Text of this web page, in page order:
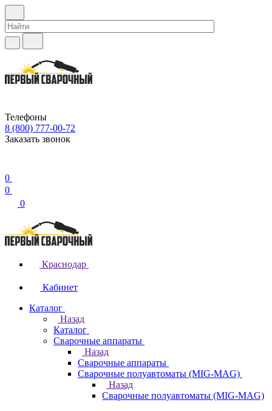
Телефоны
8 (800) 777-00-72
Заказать звонок
0
0
0
Краснодар
Кабинет
Каталог
Назад
Каталог
Сварочные аппараты
Назад
Сварочные аппараты
Сварочные полуавтоматы (MIG-MAG)
Назад
Сварочные полуавтоматы (MIG-MAG)